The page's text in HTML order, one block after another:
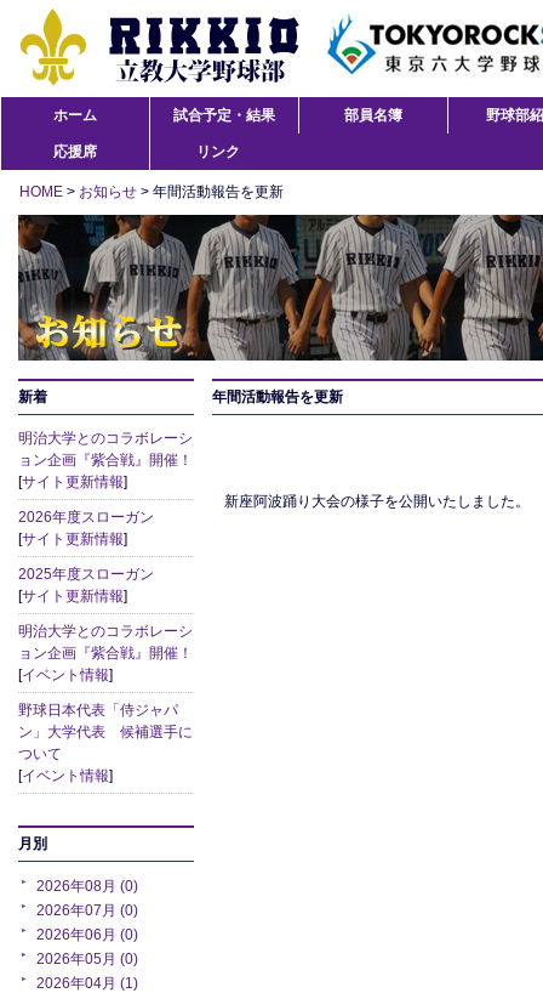
ホーム 試合予定・結果 部員名簿 野球部
応援席 リンク
HOME > お知らせ > 年間活動報告を更新
新着
明治大学とのコラボレーシ
ョン企画『紫合戦』開催！
[サイト更新情報]
2026年度スローガン
[サイト更新情報]
2025年度スローガン
[サイト更新情報]
明治大学とのコラボレーシ
ョン企画『紫合戦』開催！
[イベント情報]
野球日本代表「侍ジャパ
ン」大学代表 候補選手に
ついて
[イベント情報]
月別
2026年08月 (0)
2026年07月 (0)
2026年06月 (0)
2026年05月 (0)
2026年04月 (1)
年間活動報告を更新
新座阿波踊り大会の様子を公開いたしました。